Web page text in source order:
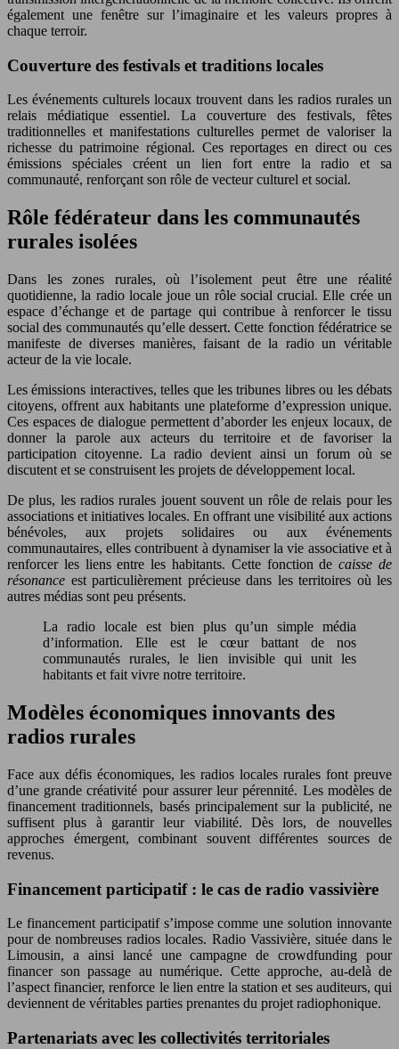
également une fenêtre sur l’imaginaire et les valeurs propres à
chaque terroir.
Couverture des festivals et traditions locales
Les événements culturels locaux trouvent dans les radios rurales un
relais médiatique essentiel. La couverture des festivals, fêtes
traditionnelles et manifestations culturelles permet de valoriser la
richesse du patrimoine régional. Ces reportages en direct ou ces
émissions spéciales créent un lien fort entre la radio et sa
communauté, renforçant son rôle de vecteur culturel et social.
Rôle fédérateur dans les communautés
rurales isolées
Dans les zones rurales, où l’isolement peut être une réalité
quotidienne, la radio locale joue un rôle social crucial. Elle crée un
espace d’échange et de partage qui contribue à renforcer le tissu
social des communautés qu’elle dessert. Cette fonction fédératrice se
manifeste de diverses manières, faisant de la radio un véritable
acteur de la vie locale.
Les émissions interactives, telles que les tribunes libres ou les débats
citoyens, offrent aux habitants une plateforme d’expression unique.
Ces espaces de dialogue permettent d’aborder les enjeux locaux, de
donner la parole aux acteurs du territoire et de favoriser la
participation citoyenne. La radio devient ainsi un forum où se
discutent et se construisent les projets de développement local.
De plus, les radios rurales jouent souvent un rôle de relais pour les
associations et initiatives locales. En offrant une visibilité aux actions
bénévoles, aux projets solidaires ou aux événements
communautaires, elles contribuent à dynamiser la vie associative et à
renforcer les liens entre les habitants. Cette fonction decaisse de
résonance est particulièrement précieuse dans les territoires où les
autres médias sont peu présents.
La radio locale est bien plus qu’un simple média
d’information. Elle est le cœur battant de nos
communautés rurales, le lien invisible qui unit les
habitants et fait vivre notre territoire.
Modèles économiques innovants des
radios rurales
Face aux défis économiques, les radios locales rurales font preuve
d’une grande créativité pour assurer leur pérennité. Les modèles de
financement traditionnels, basés principalement sur la publicité, ne
suffisent plus à garantir leur viabilité. Dès lors, de nouvelles
approches émergent, combinant souvent différentes sources de
revenus.
Financement participatif : le cas de radio vassivière
Le financement participatif s’impose comme une solution innovante
pour de nombreuses radios locales. Radio Vassivière, située dans le
Limousin, a ainsi lancé une campagne de crowdfunding pour
financer son passage au numérique. Cette approche, au-delà de
l’aspect financier, renforce le lien entre la station et ses auditeurs, qui
deviennent de véritables parties prenantes du projet radiophonique.
Partenariats avec les collectivités territoriales